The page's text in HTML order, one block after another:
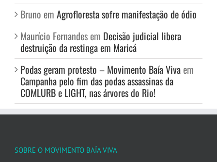
Bruno em Agrofloresta sofre manifestação de ódio
Maurício Fernandes em Decisão judicial libera
destruição da restinga em Maricá
Podas geram protesto – Movimento Baía Viva em
Campanha pelo fim das podas assassinas da
COMLURB e LIGHT, nas árvores do Rio!
SOBRE O MOVIMENTO BAÍA VIVA